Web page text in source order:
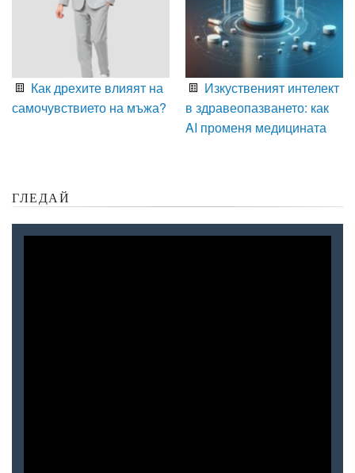
Как дрехите влияят на
самочувствието на мъжа?
Изкуственият интелект
в здравеопазването: как
AI променя медицината
ГЛЕДАЙ